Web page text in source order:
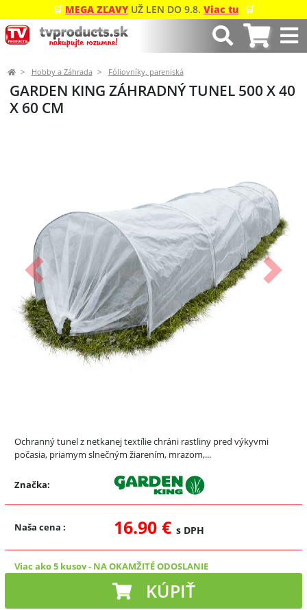
🛒 MEGA ZĽAVY UŽ LEN DO 9.8. Viac tu 🛒
Hobby a Záhrada Fóliovníky, pareniská
GARDEN KING ZÁHRADNÝ TUNEL 500 X 40
X 60 CM
Predchádzajúci Ďalší
Ochranný tunel z netkanej textílie chráni rastliny pred výkyvmi
počasia, priamym slnečným žiarením, mrazom,...
Značka:
Naša cena : 16.90 € s DPH
Viac ako 5 kusov- NA OKAMŽITÉ ODOSLANIE
KÚPIŤ